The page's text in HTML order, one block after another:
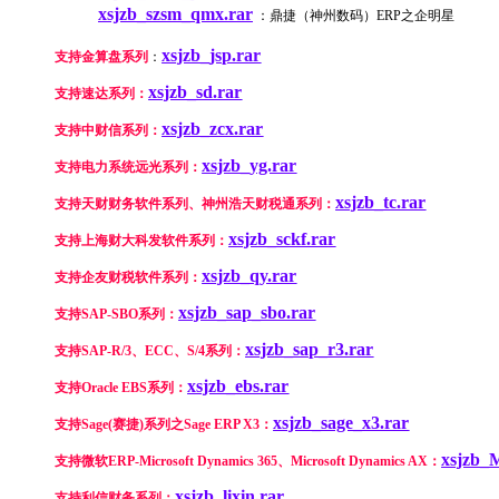
xsjzb_szsm_qmx.rar ：鼎捷（神州数码）ERP之企明星
支持金算盘系列 ：xsjzb_jsp.rar
支持速达系列：xsjzb_sd.rar
支持中财信系列：xsjzb_zcx.rar
支持电力系统远光系列：xsjzb_yg.rar
支持天财财务软件系列、神州浩天财税通系列：xsjzb_tc.rar
支持上海财大科发软件系列：xsjzb_sckf.rar
支持企友财税软件系列：xsjzb_qy.rar
支持SAP-SBO系列：xsjzb_sap_sbo.rar
支持SAP-R/3、ECC、S/4系列：xsjzb_sap_r3.rar
支持Oracle EBS系列 ：xsjzb_ebs.rar
支持Sage(赛捷)系列之Sage ERP X3：xsjzb_sage_x3.rar
支持微软ERP-Microsoft Dynamics 365、Microsoft Dynamics AX：